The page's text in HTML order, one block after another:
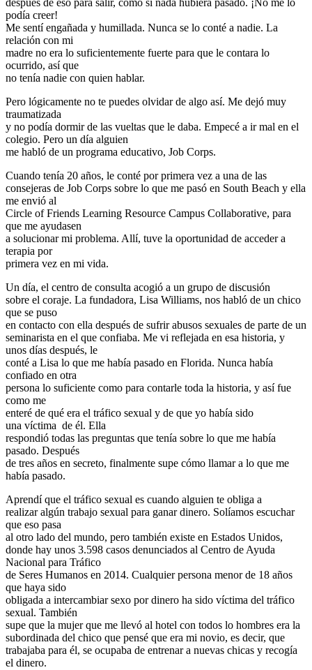
después de eso para salir, como si nada hubiera pasado. ¡No me lo
podía creer!
Me sentí engañada y humillada. Nunca se lo conté a nadie. La
relación con mi
madre no era lo suficientemente fuerte para que le contara lo
ocurrido, así que
no tenía nadie con quien hablar.
Pero lógicamente no te puedes olvidar de algo así. Me dejó muy
traumatizada
y no podía dormir de las vueltas que le daba. Empecé a ir mal en el
colegio. Pero un día alguien
me habló de un programa educativo, Job Corps.
Cuando tenía 20 años, le conté por primera vez a una de las
consejeras de Job Corps sobre lo que me pasó en South Beach y ella
me envió al
Circle of Friends Learning Resource Campus Collaborative, para
que me ayudasen
a solucionar mi problema. Allí, tuve la oportunidad de acceder a
terapia por
primera vez en mi vida.
Un día, el centro de consulta acogió a un grupo de discusión
sobre el coraje. La fundadora, Lisa Williams, nos habló de un chico
que se puso
en contacto con ella después de sufrir abusos sexuales de parte de un
seminarista en el que confiaba. Me vi reflejada en esa historia, y
unos días después, le
conté a Lisa lo que me había pasado en Florida. Nunca había
confiado en otra
persona lo suficiente como para contarle toda la historia, y así fue
como me
enteré de qué era el tráfico sexual y de que yo había sido
una víctima de él. Ella
respondió todas las preguntas que tenía sobre lo que me había
pasado. Después
de tres años en secreto, finalmente supe cómo llamar a lo que me
había pasado.
Aprendí que el tráfico sexual es cuando alguien te obliga a
realizar algún trabajo sexual para ganar dinero. Solíamos escuchar
que eso pasa
al otro lado del mundo, pero también existe en Estados Unidos,
donde hay unos 3.598 casos denunciados al Centro de Ayuda
Nacional para Tráfico
de Seres Humanos en 2014. Cualquier persona menor de 18 años
que haya sido
obligada a intercambiar sexo por dinero ha sido víctima del tráfico
sexual. También
supe que la mujer que me llevó al hotel con todos lo hombres era la
subordinada del chico que pensé que era mi novio, es decir, que
trabajaba para él, se ocupaba de entrenar a nuevas chicas y recogía
el dinero.